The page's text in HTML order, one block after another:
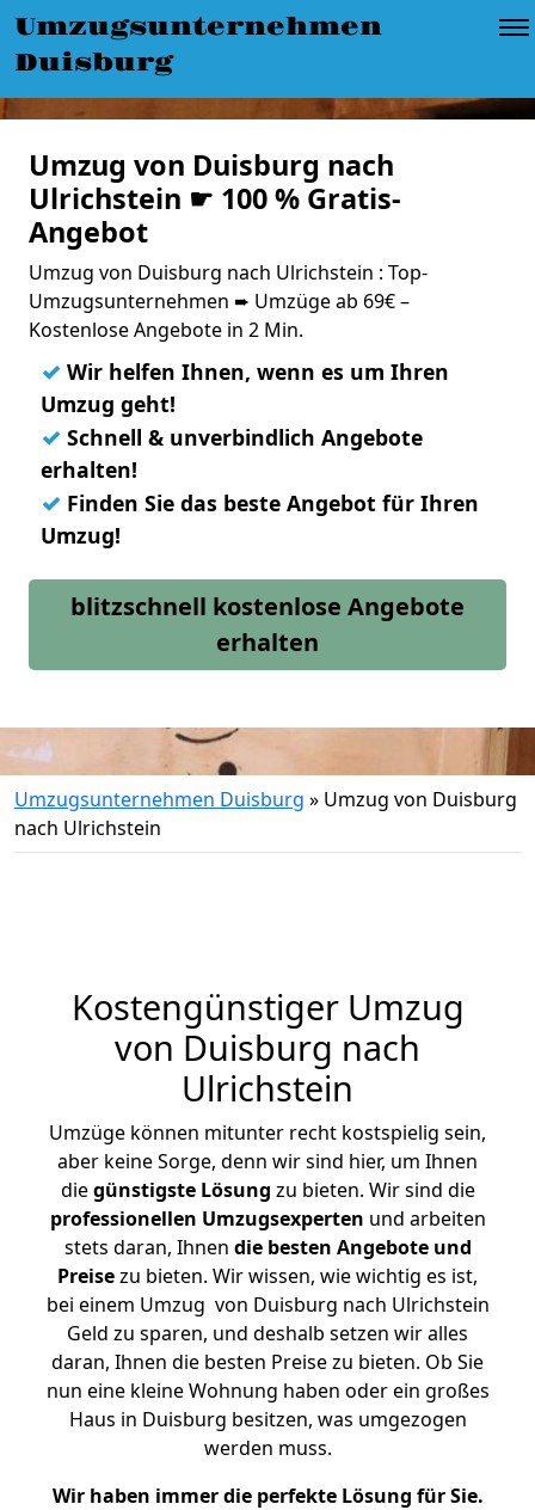
Umzugsunternehmen
Duisburg
Umzug von Duisburg nach
Ulrichstein ☛ 100 % Gratis-
Angebot
Umzug von Duisburg nach Ulrichstein : Top-
Umzugsunternehmen ➨ Umzüge ab 69€ –
Kostenlose Angebote in 2 Min.
✓ Wir helfen Ihnen, wenn es um Ihren
Umzug geht!
✓ Schnell & unverbindlich Angebote
erhalten!
✓ Finden Sie das beste Angebot für Ihren
Umzug!
blitzschnell kostenlose Angebote
erhalten
Umzugsunternehmen Duisburg » Umzug von Duisburg
nach Ulrichstein
Kostengünstiger Umzug
von Duisburg nach
Ulrichstein
Umzüge können mitunter recht kostspielig sein,
aber keine Sorge, denn wir sind hier, um Ihnen
diegünstigste Lösung zu bieten. Wir sind die
professionellen Umzugsexperten und arbeiten
stets daran, Ihnen die besten Angebote und
Preisezu bieten. Wir wissen, wie wichtig es ist,
bei einem Umzug von Duisburg nach Ulrichstein
Geld zu sparen, und deshalb setzen wir alles
daran, Ihnen die besten Preise zu bieten. Ob Sie
nun eine kleine Wohnung haben oder ein großes
Haus in Duisburg besitzen, was umgezogen
werden muss.
Wir haben immer die perfekte Lösung für Sie.